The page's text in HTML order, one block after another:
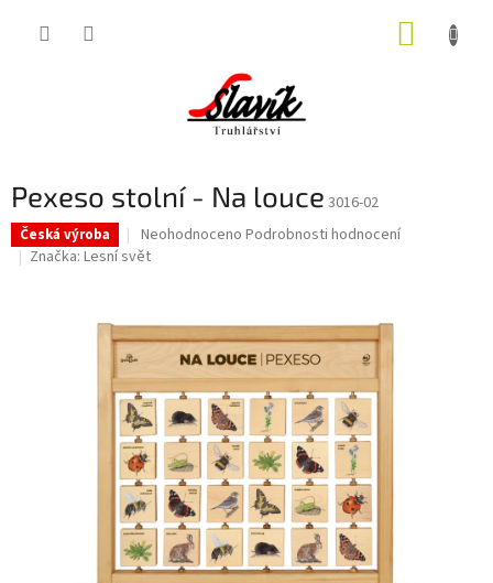
Pexeso stolní - Na louce 3016-02
Česká výroba
Průměrné
hodnocení
z
hvězdiček.
Neohodnoceno Podrobnosti hodnocení
Značka: Lesní svět